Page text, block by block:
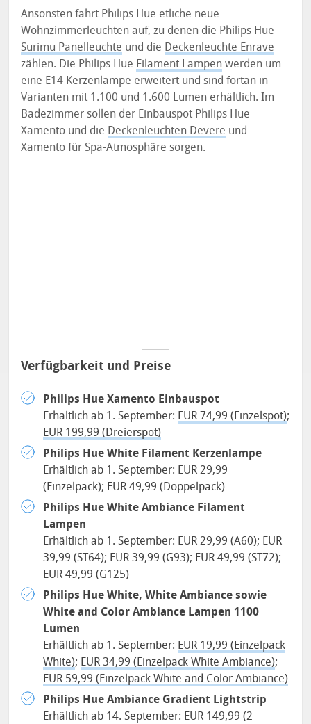
Ansonsten fährt Philips Hue etliche neue
Wohnzimmerleuchten auf, zu denen die Philips Hue
Surimu Panelleuchte und die Deckenleuchte Enrave
zählen. Die Philips Hue Filament Lampen werden um
eine E14 Kerzenlampe erweitert und sind fortan in
Varianten mit 1.100 und 1.600 Lumen erhältlich. Im
Badezimmer sollen der Einbauspot Philips Hue
Xamento und die Deckenleuchten Devere und
Xamento für Spa-Atmosphäre sorgen.
Verfügbarkeit und Preise
Philips Hue Xamento Einbauspot
Erhältlich ab 1. September: EUR 74,99 (Einzelspot);
EUR 199,99 (Dreierspot)
Philips Hue White Filament Kerzenlampe
Erhältlich ab 1. September: EUR 29,99
(Einzelpack); EUR 49,99 (Doppelpack)
Philips Hue White Ambiance Filament
Lampen
Erhältlich ab 1. September: EUR 29,99 (A60); EUR
39,99 (ST64); EUR 39,99 (G93); EUR 49,99 (ST72);
EUR 49,99 (G125)
Philips Hue White, White Ambiance sowie
White and Color Ambiance Lampen 1100
Lumen
Erhältlich ab 1. September: EUR 19,99 (Einzelpack
White); EUR 34,99 (Einzelpack White Ambiance);
EUR 59,99 (Einzelpack White and Color Ambiance)
Philips Hue Ambiance Gradient Lightstrip
Erhältlich ab 14. September: EUR 149,99 (2